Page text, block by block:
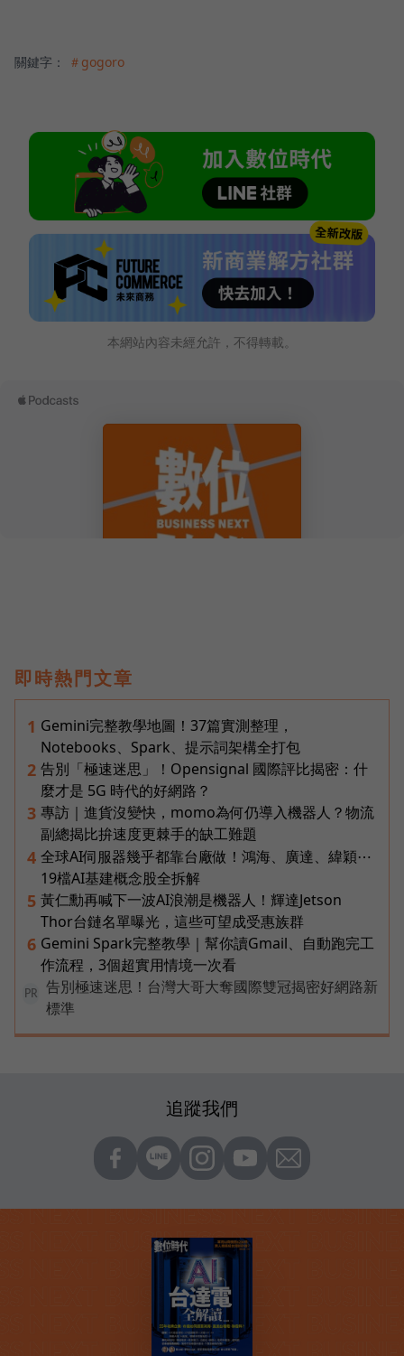
關鍵字： ＃gogoro
本網站內容未經允許，不得轉載。
即時熱門文章
1 Gemini完整教學地圖！37篇實測整理，
Notebooks、Spark、提示詞架構全打包
2 告別「極速迷思」！Opensignal 國際評比揭密：什
麼才是 5G 時代的好網路？
3 專訪｜進貨沒變快，momo為何仍導入機器人？物流
副總揭比拚速度更棘手的缺工難題
4 全球AI伺服器幾乎都靠台廠做！鴻海、廣達、緯穎⋯
19檔AI基建概念股全拆解
5 黃仁勳再喊下一波AI浪潮是機器人！輝達Jetson
Thor台鏈名單曝光，這些可望成受惠族群
6 Gemini Spark完整教學｜幫你讀Gmail、自動跑完工
作流程，3個超實用情境一次看
PR
告別極速迷思！台灣大哥大奪國際雙冠揭密好網路新
標準
追蹤我們